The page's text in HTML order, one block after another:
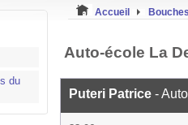
du
Accueil
Auto-école La
Puteri Patrice -